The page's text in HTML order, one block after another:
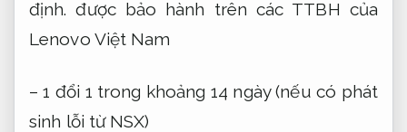
định. được bảo hành trên các TTBH của
Lenovo Việt Nam
– 1 đổi 1 trong khoảng 14 ngày (nếu có phát
sinh lỗi từ NSX)